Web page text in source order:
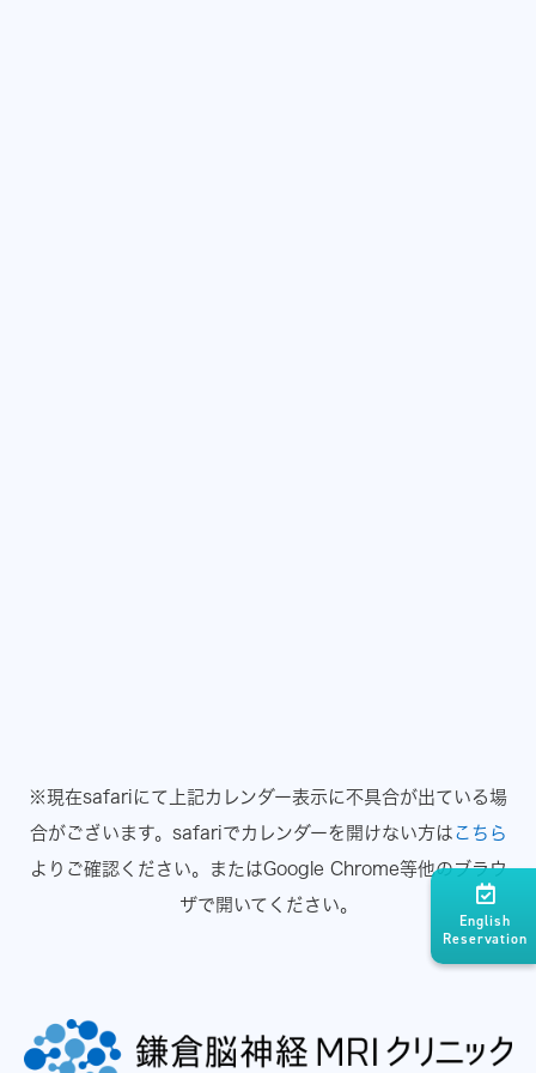
English
Reservation
※現在safariにて上記カレンダー表示に不具合が出ている場
合がございます。 safariでカレンダーを開けない方は こちら
よりご確認ください。
またはGoogle Chrome等他のブラウ
ザで開いてください。